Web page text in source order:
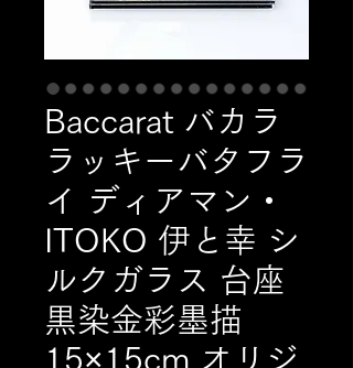
Baccarat バカラ
ラッキーバタフラ
イ ディアマン・
ITOKO 伊と幸 シ
ルクガラス 台座
黒染金彩墨描
15×15cm オリジ